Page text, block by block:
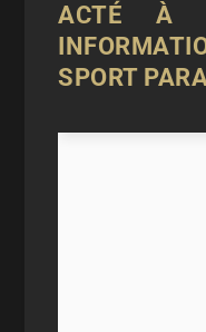
ACTÉ À
SPORT